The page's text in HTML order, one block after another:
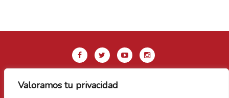
Valoramos tu privacidad
Aviso legal y Política de privacidad